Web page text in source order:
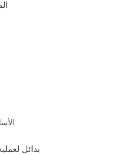
3. الأسابيع من 3 إلى
بدائل